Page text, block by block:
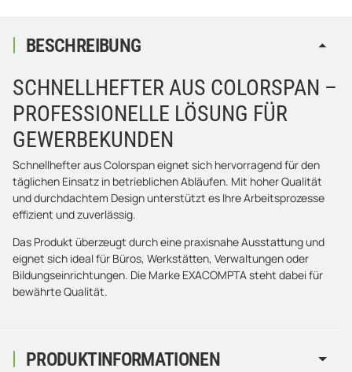
PRODUKTINFORMATIONEN
BESCHREIBUNG
SCHNELLHEFTER AUS COLORSPAN –
PROFESSIONELLE LÖSUNG FÜR
GEWERBEKUNDEN
Schnellhefter aus Colorspan eignet sich hervorragend für den
täglichen Einsatz in betrieblichen Abläufen. Mit hoher Qualität
und durchdachtem Design unterstützt es Ihre Arbeitsprozesse
effizient und zuverlässig.
Das Produkt überzeugt durch eine praxisnahe Ausstattung und
eignet sich ideal für Büros, Werkstätten, Verwaltungen oder
Bildungseinrichtungen. Die Marke EXACOMPTA steht dabei für
bewährte Qualität.